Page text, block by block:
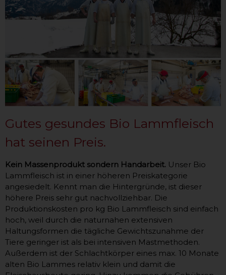
Gutes gesundes Bio Lammfleisch
hat seinen Preis.
Kein Massenprodukt sondern Handarbeit. Unser Bio
Lammfleisch ist in einer höheren Preiskategorie
angesiedelt. Kennt man die Hintergründe, ist dieser
höhere Preis sehr gut nachvollziehbar. Die
Produktionskosten pro kg Bio Lammfleisch sind einfach
hoch, weil durch die naturnahen extensiven
Haltungsformen die tägliche Gewichtszunahme der
Tiere geringer ist als bei intensiven Mastmethoden.
Außerdem ist der Schlachtkörper eines max. 10 Monate
alten Bio Lammes relativ klein und damit die